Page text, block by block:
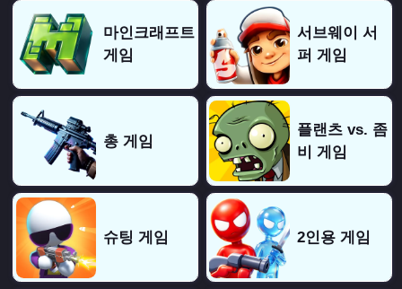
마인크래프트
게임
서브웨이 서
퍼 게임
총 게임
플랜츠 vs. 좀
비 게임
슈팅 게임 2인용 게임